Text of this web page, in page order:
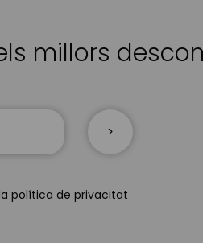
millors
política de privacitat